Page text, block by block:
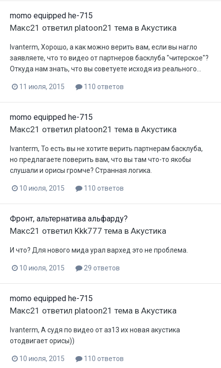
momo equipped he-715
Макс21 ответил platoon21 тема в Акустика
Ivanterm, Хорошо, а как можно верить вам, если вы нагло
заявляете, что то видео от партнеров басклуба "читерское"?
Откуда нам знать, что вы советуете исходя из реального...
11 июля, 2015 110 ответов
momo equipped he-715
Макс21 ответил platoon21 тема в Акустика
Ivanterm, То есть вы не хотите верить партнерам басклуба,
но предлагаете поверить вам, что вы там что-то якобы
слушали и орисы громче? Странная логика.
10 июля, 2015 110 ответов
Фронт, альтернатива альфарду?
Макс21 ответил Kkk777 тема в Акустика
И что? Для нового мида урал вархед это не проблема.
10 июля, 2015 29 ответов
momo equipped he-715
Макс21 ответил platoon21 тема в Акустика
Ivanterm, А судя по видео от аз13 их новая акустика
отодвигает орисы))
10 июля, 2015 110 ответов